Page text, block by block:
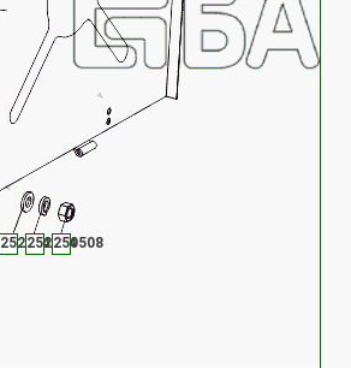
252004252134250508